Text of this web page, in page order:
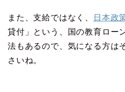
また、支給ではなく、 日本政
貸付」という、国の教育ロー
法もあるので、気になる方は
さいね。